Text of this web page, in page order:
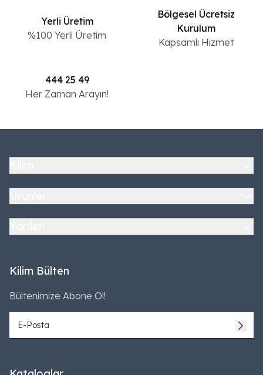
Yerli Üretim
%100 Yerli Üretim
Bölgesel Ücretsiz
Kurulum
Kapsamlı Hizmet
444 25 49
Her Zaman Arayın!
Kilim Bülten
Bültenimize Abone Ol!